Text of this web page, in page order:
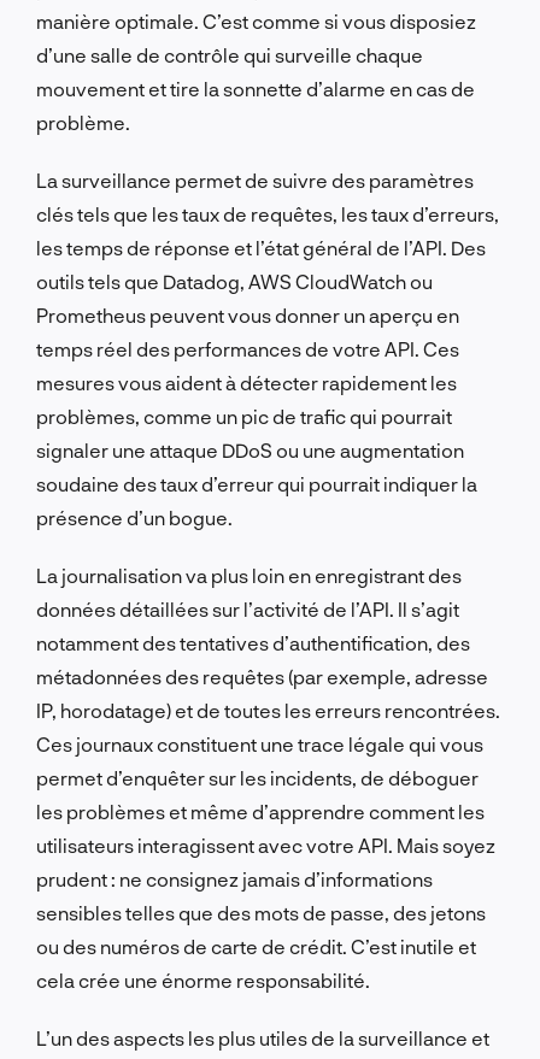
manière optimale. C’est comme si vous disposiez
d’une salle de contrôle qui surveille chaque
mouvement et tire la sonnette d’alarme en cas de
problème.
La surveillance permet de suivre des paramètres
clés tels que les taux de requêtes, les taux d’erreurs,
les temps de réponse et l’état général de l’API. Des
outils tels que Datadog, AWS CloudWatch ou
Prometheus peuvent vous donner un aperçu en
temps réel des performances de votre API. Ces
mesures vous aident à détecter rapidement les
problèmes, comme un pic de trafic qui pourrait
signaler une attaque DDoS ou une augmentation
soudaine des taux d’erreur qui pourrait indiquer la
présence d’un bogue.
La journalisation va plus loin en enregistrant des
données détaillées sur l’activité de l’API. Il s’agit
notamment des tentatives d’authentification, des
métadonnées des requêtes (par exemple, adresse
IP, horodatage) et de toutes les erreurs rencontrées.
Ces journaux constituent une trace légale qui vous
permet d’enquêter sur les incidents, de déboguer
les problèmes et même d’apprendre comment les
utilisateurs interagissent avec votre API. Mais soyez
prudent : ne consignez jamais d’informations
sensibles telles que des mots de passe, des jetons
ou des numéros de carte de crédit. C’est inutile et
cela crée une énorme responsabilité.
L’un des aspects les plus utiles de la surveillance et